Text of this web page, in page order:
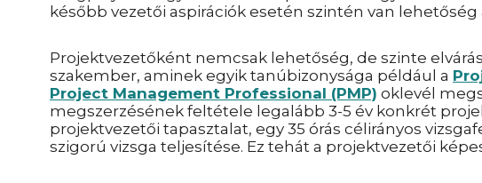
később vezetői aspirációk esetén szintén van
Projektvezetőként nemcsak lehetőség, de szinte
szakember, aminek egyik tanúbizonysága például a
Project Management Professional (PMP) oklevél
megszerzésének feltétele legalább 3-5 év konkrét
projektvezetői tapasztalat, egy 35 órás célirányos
szigorú vizsga teljesítése. Ez tehát a projektvezetői